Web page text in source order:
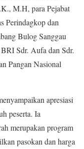
M.H, para Pejabat
Perindagkop dan
Bulog Sanggau
Sdr. Aufa dan Sdr.
Pangan Nasional
apresiasi
peserta. Ia
merupakan program
pasokan dan harga